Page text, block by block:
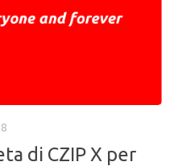
di CZIP X per